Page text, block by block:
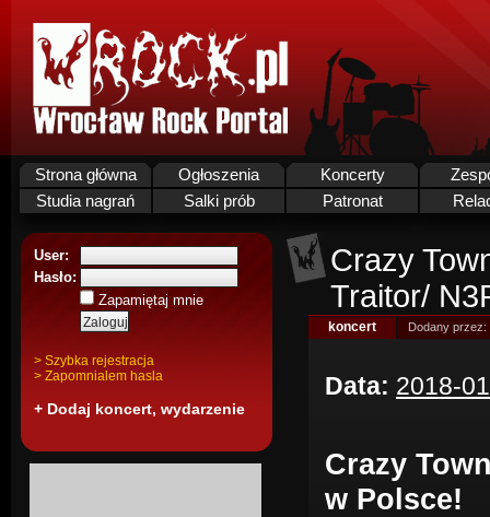
Strona główna Ogłoszenia Koncerty
Studia nagrań
Salki prób Patronat
User:
Hasło:
Zapamiętaj mnie
> Szybka rejestracja
> Zapomnialem hasla
+ Dodaj koncert, wydarzenie
Crazy
Traitor/
koncert Dodany przez:
Data: 2018-
Crazy
w Polsce!